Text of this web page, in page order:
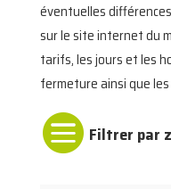
éventuelles
sur le site internet du
tarifs, les jours et les
fermeture ainsi que
